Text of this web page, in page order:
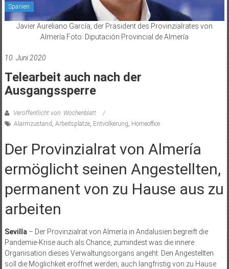
Spanien
Javier Aureliano García, der Präsident des Provinzialrates von
Almería Foto: Diputación Provincial de Almería
10. Juni 2020
Telearbeit auch nach der
Ausgangssperre
Veröffentlicht von: Wochenblatt
Alarmzustand Arbeitsplätze, Entvölkerung Homeoffice
Der Provinzialrat von Almería
ermöglicht seinen Angestellten,
permanent von zu Hause aus zu
arbeiten
Sevilla – Der Provinzialrat von Almería in Andalusien begreift die
Pandemie-Krise auch als Chance, zumindest was die innere
Organisation dieses Verwaltungsorgans angeht. Den Angestellten
soll die Möglichkeit eröffnet werden, auch langfristig von zu Hause